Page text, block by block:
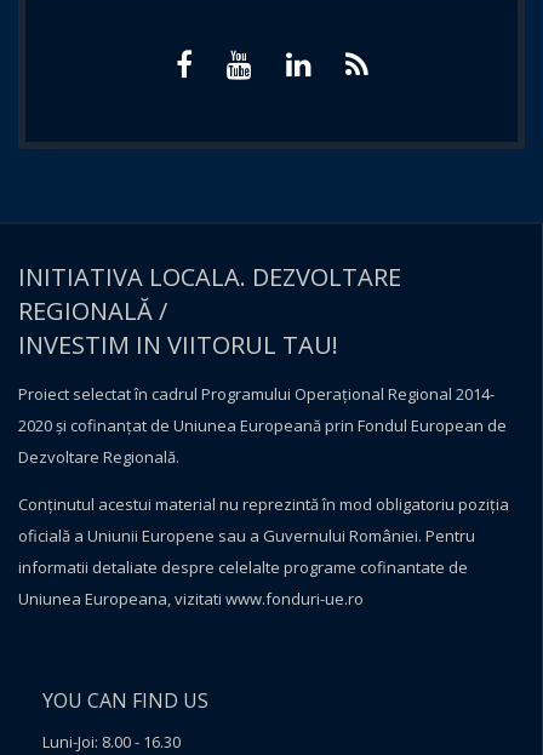
INITIATIVA LOCALA. DEZVOLTARE
REGIONALĂ /
INVESTIM IN VIITORUL TAU!
Proiect selectat în cadrul Programului Operațional Regional 2014-
2020 și cofinanțat de Uniunea Europeană prin Fondul European de
Dezvoltare Regională.
Conţinutul acestui material nu reprezintă în mod obligatoriu poziţia
oficială a Uniunii Europene sau a Guvernului României. Pentru
informatii detaliate despre celelalte programe cofinantate de
Uniunea Europeana, vizitati www.fonduri-ue.ro
YOU CAN FIND US
Luni-Joi: 8.00 - 16.30